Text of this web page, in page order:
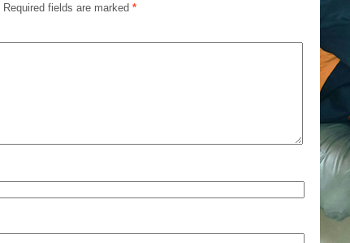
Required fields are marked *